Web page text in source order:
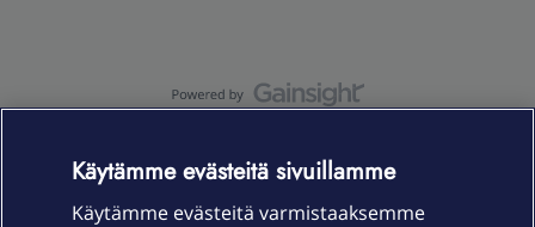
Käytämme evästeitä sivuillamme
Käytämme evästeitä varmistaaksemme